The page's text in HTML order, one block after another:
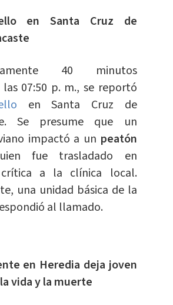
en Santa Cruz de
40 minutos
las 07:50 p. m., se reportó
en Santa Cruz de
Se presume que un
impactó a un peatón
fue trasladado en
crítica a la clínica local.
una unidad básica de la
al llamado.
en Heredia deja joven
vida y la muerte